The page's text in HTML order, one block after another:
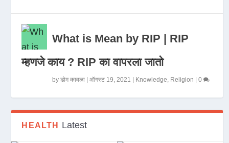
What is Mean by RIP | RIP
म्हणजे काय ? RIP का वापरला जातो
byडोम कावळा |ऑगस्ट 19, 2021 Knowledge, Religion |0
HEALTH Latest